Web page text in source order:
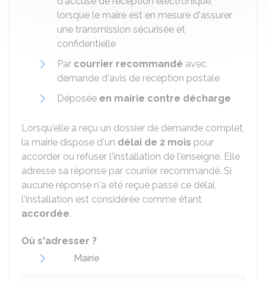
lorsque le maire est en mesure d'assurer
une transmission sécurisée et
confidentielle
Par courrier recommandé avec
demande d'avis de réception postale
Déposée en mairie contre décharge
Lorsqu'elle a reçu un dossier de demande complet,
la mairie dispose d'un délai de 2 mois pour
accorder ou refuser l'installation de l'enseigne. Elle
adresse sa réponse par courrier recommandé. Si
aucune réponse n'a été reçue passé ce délai,
l'installation est considérée comme étant
accordée.
Où s'adresser ?
Mairie